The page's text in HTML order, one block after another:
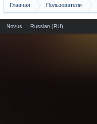
Главная Пользователи
Novus Russian (RU)